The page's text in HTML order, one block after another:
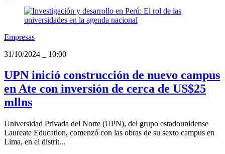
Empresas
31/10/2024
10:00
UPN inició construcción de nuevo campus
en Ate con inversión de cerca de US$25
mllns
Universidad Privada del Norte (UPN), del grupo estadounidense
Laureate Education, comenzó con las obras de su sexto campus en
Lima, en el distrit...